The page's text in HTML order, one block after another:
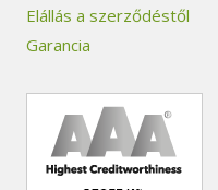
Elállás a szerződéstől
Garancia